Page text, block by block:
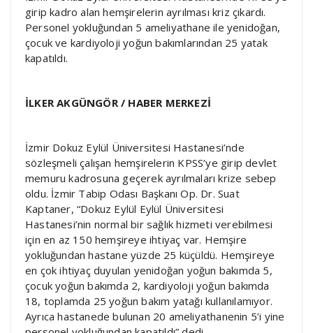
girip kadro alan hemşirelerin ayrılması kriz çıkardı.
Personel yokluğundan 5 ameliyathane ile yenidoğan,
çocuk ve kardiyoloji yoğun bakımlarından 25 yatak
kapatıldı.
İLKER AKGÜNGÖR / HABER MERKEZİ
İzmir Dokuz Eylül Üniversitesi Hastanesi’nde
sözleşmeli çalışan hemşirelerin KPSS’ye girip devlet
memuru kadrosuna geçerek ayrılmaları krize sebep
oldu. İzmir Tabip Odası Başkanı Op. Dr. Suat
Kaptaner, “Dokuz Eylül Eylül Üniversitesi
Hastanesi’nin normal bir sağlık hizmeti verebilmesi
için en az 150 hemşireye ihtiyaç var. Hemşire
yokluğundan hastane yüzde 25 küçüldü. Hemşireye
en çok ihtiyaç duyulan yenidoğan yoğun bakımda 5,
çocuk yoğun bakımda 2, kardiyoloji yoğun bakımda
18, toplamda 25 yoğun bakım yatağı kullanılamıyor.
Ayrıca hastanede bulunan 20 ameliyathanenin 5’i yine